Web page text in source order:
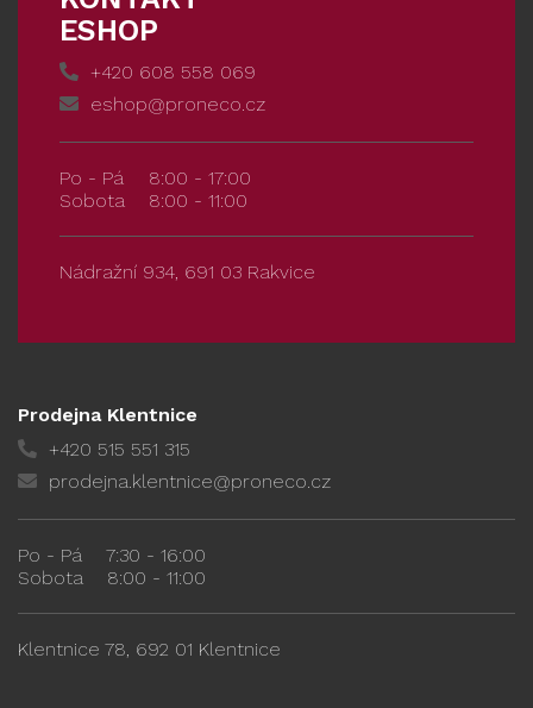
ESHOP
+420 608 558 069
eshop@proneco.cz
Po - Pá
8:00 - 17:00
Sobota
8:00 - 11:00
Nádražní 934, 691 03 Rakvice
Prodejna Klentnice
+420 515 551 315
prodejna.klentnice@proneco.cz
Po - Pá
7:30 - 16:00
Sobota
8:00 - 11:00
Klentnice 78, 692 01 Klentnice